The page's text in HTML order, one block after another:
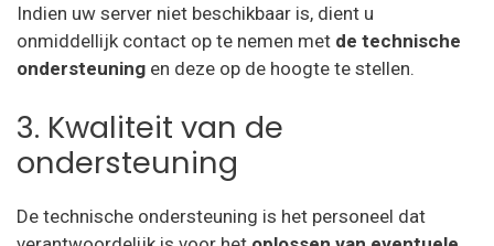
Indien uw server niet beschikbaar is, dient u
onmiddellijk contact op te nemen met de technische
ondersteuning en deze op de hoogte te stellen.
3. Kwaliteit van de
ondersteuning
De technische ondersteuning is het personeel dat